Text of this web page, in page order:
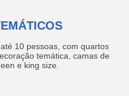
10 pessoas, com quartos
temática, camas de
e king size.